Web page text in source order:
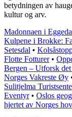
betydningen av
kultur og arv.
Madonnaen i
Kulpene i Brokke:
Setesdal •
Flotte Fotturer•
Bergen – Utforsk
Norges Vakreste Øy
Sulitjelma
Eventyr• Oslos
hjertet av Norges